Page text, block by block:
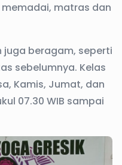
matras dan
beragam, seperti
sebelumnya. Kelas
Kamis, Jumat, dan
07.30 WIB sampai